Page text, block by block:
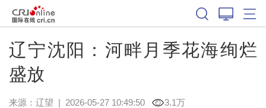
辽宁沈阳：河畔月季花海绚烂
盛放
来源： 辽望 | 2026-05-27 10:49:50 3.1万